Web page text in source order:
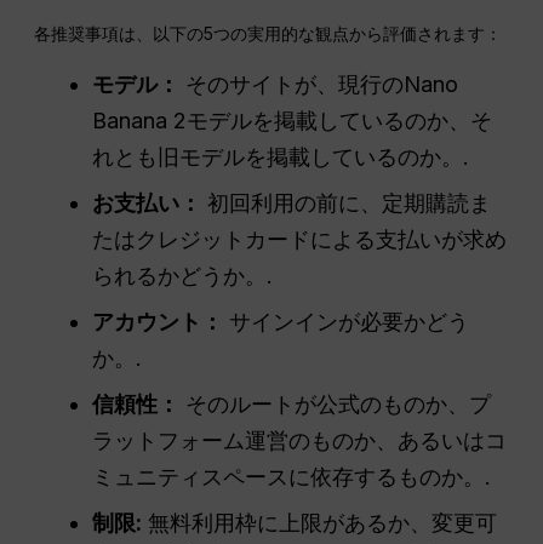
各推奨事項は、以下の5つの実用的な観点から評価されます：
モデル：
そのサイトが、現行のNano
Banana 2モデルを掲載しているのか、そ
れとも旧モデルを掲載しているのか。.
お支払い： 初回利用の前に、定期購読ま
たはクレジットカードによる支払いが求め
られるかどうか。.
アカウント：
サインインが必要かどう
か。.
信頼性：
そのルートが公式のものか、プ
ラットフォーム運営のものか、あるいはコ
ミュニティスペースに依存するものか。.
制限: 無料利用枠に上限があるか、変更可